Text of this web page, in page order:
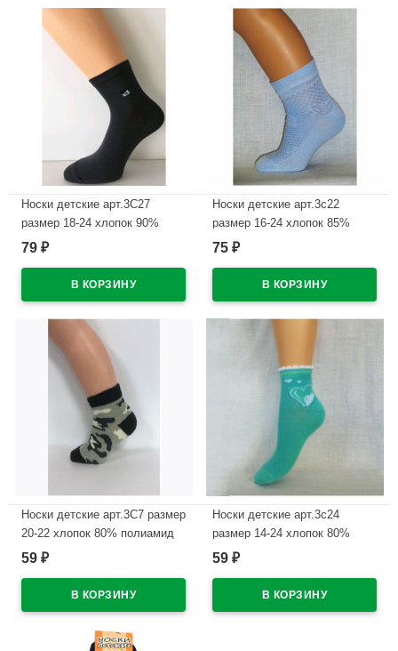
Носки детские арт.3С27
размер 18-24 хлопок 90%
полиамид 7% эластан 3%
(Юстатекс)
79 ₽
Носки детские арт.3с22
размер 16-24 хлопок 85%
полиамид 10% эластан 5%
(Юстатекс)
75 ₽
Носки детские арт.3С7 размер
20-22 хлопок 80% полиамид
18% эластан 2% цвет ассорти
59 ₽
Носки детские арт.3с24
размер 14-24 хлопок 80%
полиамид 18% эластан 2%
(Юстатекс)
59 ₽